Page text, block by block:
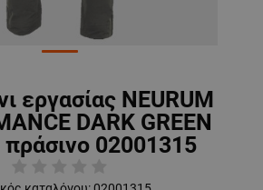
εργασίας NEURUM
DARK GREEN
02001315